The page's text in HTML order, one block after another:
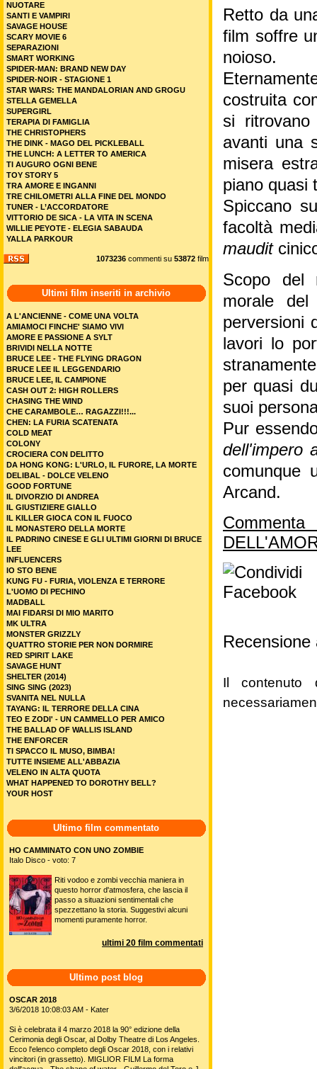
Retto da
film soffre
noioso.
costruita
si
avanti una
misera
piano quasi
Spiccano
facoltà
maudit
Scopo del
morale
perversioni
lavori lo
per quasi
suoi
Pur
dell'impero
comunque
Arcand.
Il contenuto
NUOTARE
SANTI E VAMPIRI
SAVAGE HOUSE
SCARY MOVIE 6
SEPARAZIONI
SMART WORKING
SPIDER-MAN: BRAND NEW DAY
SPIDER-NOIR - STAGIONE 1
STAR WARS: THE MANDALORIAN AND GROGU
STELLA GEMELLA
SUPERGIRL
TERAPIA DI FAMIGLIA
THE CHRISTOPHERS
THE DINK - MAGO DEL PICKLEBALL
THE LUNCH: A LETTER TO AMERICA
TI AUGURO OGNI BENE
TOY STORY 5
TRA AMORE E INGANNI
TRE CHILOMETRI ALLA FINE DEL MONDO
TUNER - L’ACCORDATORE
VITTORIO DE SICA - LA VITA IN SCENA
WILLIE PEYOTE - ELEGIA SABAUDA
YALLA PARKOUR
1073236 commenti su 53872 film
Ultimi film inseriti in archivio
A L'ANCIENNE - COME UNA VOLTA
AMIAMOCI FINCHE' SIAMO VIVI
AMORE E PASSIONE A SYLT
BRIVIDI NELLA NOTTE
BRUCE LEE - THE FLYING DRAGON
BRUCE LEE IL LEGGENDARIO
BRUCE LEE, IL CAMPIONE
CASH OUT 2: HIGH ROLLERS
CHASING THE WIND
CHE CARAMBOLE… RAGAZZI!!!...
CHEN: LA FURIA SCATENATA
COLD MEAT
COLONY
CROCIERA CON DELITTO
DA HONG KONG: L'URLO, IL FURORE, LA MORTE
DELIBAL - DOLCE VELENO
GOOD FORTUNE
IL DIVORZIO DI ANDREA
IL GIUSTIZIERE GIALLO
IL KILLER GIOCA CON IL FUOCO
IL MONASTERO DELLA MORTE
IL PADRINO CINESE E GLI ULTIMI GIORNI DI BRUCE
LEE
INFLUENCERS
IO STO BENE
KUNG FU - FURIA, VIOLENZA E TERRORE
L'UOMO DI PECHINO
MADBALL
MAI FIDARSI DI MIO MARITO
MK ULTRA
MONSTER GRIZZLY
QUATTRO STORIE PER NON DORMIRE
RED SPIRIT LAKE
SAVAGE HUNT
SHELTER (2014)
SING SING (2023)
SVANITA NEL NULLA
TAYANG: IL TERRORE DELLA CINA
TEO E ZODI' - UN CAMMELLO PER AMICO
THE BALLAD OF WALLIS ISLAND
THE ENFORCER
TI SPACCO IL MUSO, BIMBA!
TUTTE INSIEME ALL'ABBAZIA
VELENO IN ALTA QUOTA
WHAT HAPPENED TO DOROTHY BELL?
YOUR HOST
Ultimo film commentato
HO CAMMINATO CON UNO ZOMBIE
Italo Disco - voto: 7
Riti vodoo e zombi vecchia maniera in
questo horror d'atmosfera, che lascia il
passo a situazioni sentimentali che
spezzettano la storia. Suggestivi alcuni
momenti puramente horror.
ultimi 20 film commentati
Ultimo post blog
OSCAR 2018
3/6/2018 10:08:03 AM - Kater
Si è celebrata il 4 marzo 2018 la 90° edizione della
Cerimonia degli Oscar, al Dolby Theatre di Los Angeles.
Ecco l'elenco completo degli Oscar 2018, con i relativi
vincitori (in grassetto). MIGLIOR FILM La forma